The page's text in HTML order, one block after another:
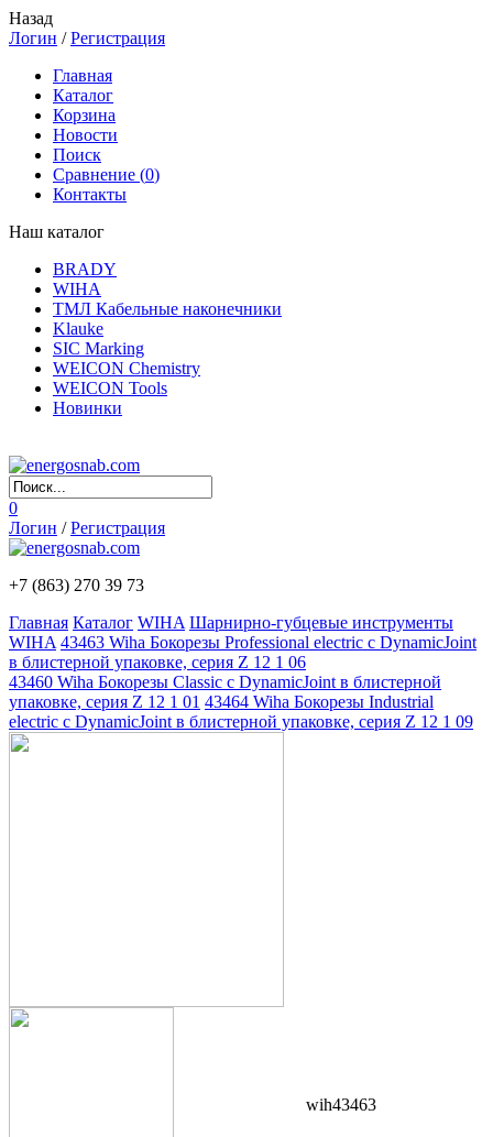
Назад
Логин /Регистрация
Главная
Каталог
Корзина
Новости
Поиск
Сравнение (0)
Контакты
Наш каталог
BRADY
WIHA
ТМЛ Кабельные наконечники
Klauke
SIC Marking
WEICON Chemistry
WEICON Tools
Новинки
0
Логин /Регистрация
+7 (863) 270 39 73
Главная Каталог WIHA Шарнирно-губцевые инструменты
WIHA 43463 Wiha Бокорезы Professional electric с DynamicJoint
в блистерной упаковке, серия Z 12 1 06
43460 Wiha Бокорезы Classic с DynamicJoint в блистерной
упаковке, серия Z 12 1 01 43464 Wiha Бокорезы Industrial
electric с DynamicJoint в блистерной упаковке, серия Z 12 1 09
wih43463